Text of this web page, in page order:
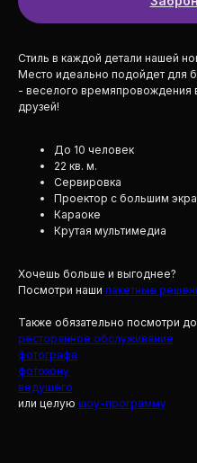
Стиль в каждой детали нашей
Место идеально подойдет для
- веселого времяпровождения
друзей!
До 10 человек
22 кв. м.
Сервировка
Проектор с большим
Караоке
Крутая мультимедиа
Хочешь больше и выгоднее?
Посмотри наши пакетные
Также обязательно посмотри
ресторанное обслуживание
фотографа
фотозону
ведущего
или целую шоу-программу